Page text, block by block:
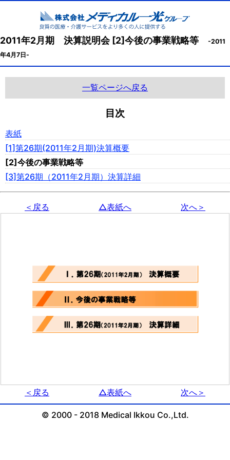
2011年2月期 決算説明会 [2]今後の事業戦略等
-2011
年4月7日-
一覧ページへ戻る
目次
表紙
[1]第26期(2011年2月期)決算概要
[2]今後の事業戦略等
[3]第26期（2011年2月期）決算詳細
＜戻る △表紙へ 次へ＞
＜戻る △表紙へ 次へ＞
© 2000 - 2018 Medical Ikkou Co.,Ltd.